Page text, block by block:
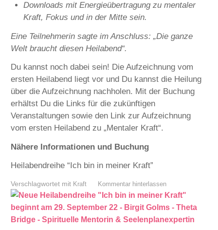
Downloads mit Energieübertragung zu mentaler
Kraft, Fokus und in der Mitte sein.
Eine Teilnehmerin sagte im Anschluss: „Die ganze
Welt braucht diesen Heilabend“.
Du kannst noch dabei sein! Die Aufzeichnung vom
ersten Heilabend liegt vor und Du kannst die Heilung
über die Aufzeichnung nachholen. Mit der Buchung
erhältst Du die Links für die zukünftigen
Veranstaltungen sowie den Link zur Aufzeichnung
vom ersten Heilabend zu „Mentaler Kraft“.
Nähere Informationen und Buchung
Heilabendreihe “Ich bin in meiner Kraft”
Verschlagwortet mit Kraft Kommentar hinterlassen